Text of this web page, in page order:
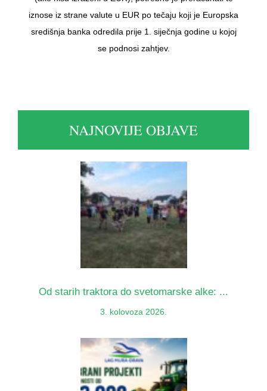
iznose iz strane valute u EUR po tečaju koji je Europska
središnja banka odredila prije 1. siječnja godine u kojoj
se podnosi zahtjev.
NAJNOVIJE OBJAVE
Od starih traktora do svetomarske alke: ...
3. kolovoza 2026.